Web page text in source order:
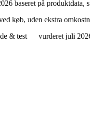
baseret på
køb, uden ekstra